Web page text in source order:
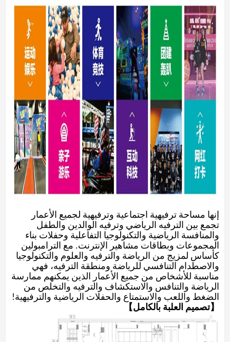
إنها مساحة ترفيهية اجتماعية وترفيهية لجميع الأعمار
تجمع بين الترفيه الرياضي وترفيه الوالدين والطفل
والمنافسة الرياضية والتكنولوجيا التفاعلية وحفلات بناء
المجموعات وبطاقات مشاهير الإنترنت. مع الترامبولين
كأساس لمزيج من الرياضة والترفيه والعلوم والتكنولوجيا
والاصطدام التنافسي للرياضة ومنطقة الترفيه، فهي
مناسبة للأشخاص من جميع الأعمار الذين يمكنهم ممارسة
الرياضة والتنافس والاستكشاف والترفيه والتخلص من
الضغط واللعب والاستمتاع والحفلات الرياضية والترفيهية!
【تصميم العلبة بالكامل】